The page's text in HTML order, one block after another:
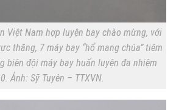
Việt Nam hợp luyện bay chào mừng, với
thăng, 7 máy bay “hổ mang chúa” tiêm
biên đội máy bay huấn luyện đa nhiệm
Ảnh: Sỹ Tuyên – TTXVN.